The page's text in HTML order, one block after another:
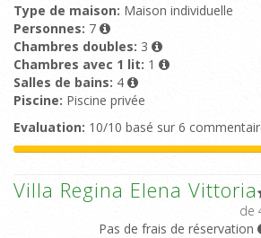
Type de maison: Maison individuelle
Personnes: 7
Chambres doubles: 3
Chambres avec 1 lit: 1
Salles de bains: 4
Piscine: Piscine privée
Evaluation: 10/10 basé sur 6
Villa Regina Elena Vittoria
de
Pas de frais de réservation